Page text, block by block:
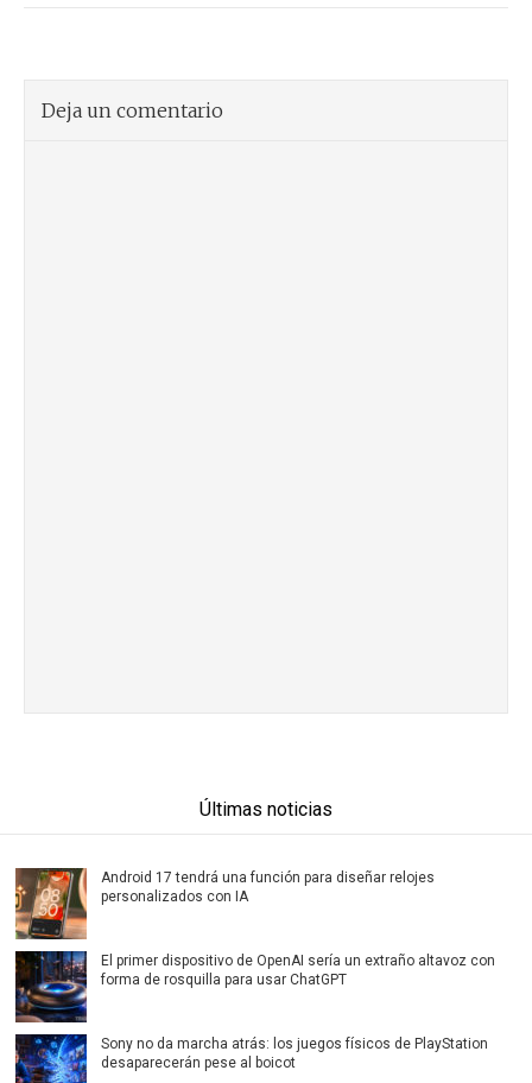
Deja un comentario
Últimas noticias
Android 17 tendrá una función para diseñar relojes
personalizados con IA
El primer dispositivo de OpenAI sería un extraño altavoz con
forma de rosquilla para usar ChatGPT
Sony no da marcha atrás: los juegos físicos de PlayStation
desaparecerán pese al boicot